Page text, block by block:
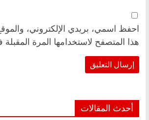
احفظ اسمي، بريدي الإلكتروني،
هذا المتصفح لاستخدامها المرة
أحدث المقالات